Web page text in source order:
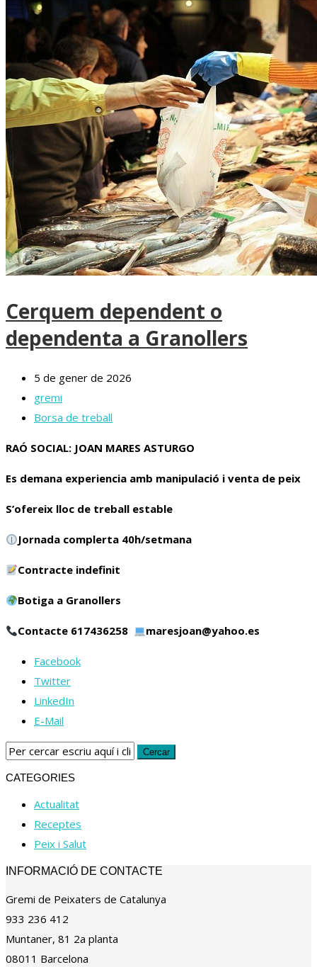
Cerquem dependent o
dependenta a Granollers
5 de gener de 2026
gremi
Borsa de treball
RAÓ SOCIAL: JOAN MARES ASTURGO
Es demana experiencia amb manipulació i venta de peix
S’ofereix lloc de treball estable
Jornada complerta 40h/setmana
Contracte indefinit
Botiga a Granollers
Contacte 617436258 maresjoan@yahoo.es
Facebook
Twitter
LinkedIn
E-Mail
CATEGORIES
Actualitat
Receptes
Peix i Salut
INFORMACIÓ DE CONTACTE
Gremi de Peixaters de Catalunya
933 236 412
Muntaner, 81 2a planta
08011 Barcelona